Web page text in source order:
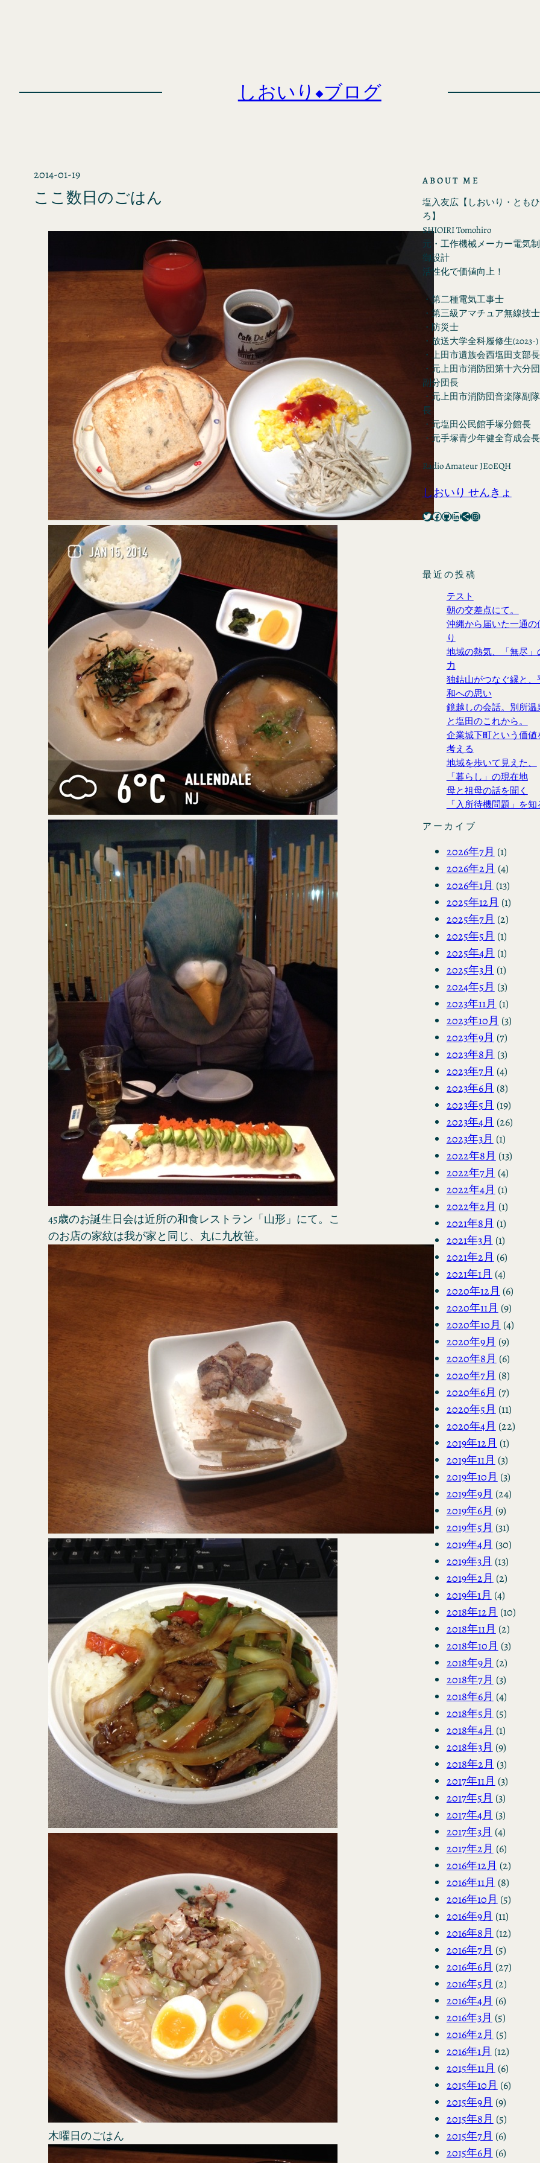
しおいり◆ブログ
2014-01-19
ここ数日のごはん
45歳のお誕生日会は近所の和食レストラン「山形」にて。こ
のお店の家紋は我が家と同じ、丸に九枚笹。
木曜日のごはん
ABOUT ME
塩入友広【しおいり・ともひ
ろ】
SHIOIRI Tomohiro
元・工作機械メーカー電気制
御設計
活性化で価値向上！
・第二種電気工事士
・第三級アマチュア無線技士
・防災士
・放送大学全科履修生(2023-)
・上田市遺族会西塩田支部長
・元上田市消防団第十六分団
副分団長
・元上田市消防団音楽隊副隊
長
・元塩田公民館手塚分館長
・元手塚青少年健全育成会長
Radio Amateur JE0EQH
しおいり せんきょ
Twitter Facebook GitHub LinkedIn Share Icon Instagram
最近の投稿
テスト
朝の交差点にて。
沖縄から届いた一通の
り
地域の熱気、「無尽」
力
独鈷山がつなぐ縁と、
和への思い
鏡越しの会話。別所温
と塩田のこれから。
企業城下町という価値
考える
地域を歩いて見えた、
「暮らし」の現在地
母と祖母の話を聞く
「入所待機問題」を知
アーカイブ
2026年7月 (1)
2026年2月 (4)
2026年1月 (13)
2025年12月 (1)
2025年7月 (2)
2025年5月 (1)
2025年4月 (1)
2025年3月 (1)
2024年5月 (3)
2023年11月 (1)
2023年10月 (3)
2023年9月 (7)
2023年8月 (3)
2023年7月 (4)
2023年6月 (8)
2023年5月 (19)
2023年4月 (26)
2023年3月 (1)
2022年8月 (13)
2022年7月 (4)
2022年4月 (1)
2022年2月 (1)
2021年8月 (1)
2021年3月 (1)
2021年2月 (6)
2021年1月 (4)
2020年12月 (6)
2020年11月 (9)
2020年10月 (4)
2020年9月 (9)
2020年8月 (6)
2020年7月 (8)
2020年6月 (7)
2020年5月 (11)
2020年4月 (22)
2019年12月 (1)
2019年11月 (3)
2019年10月 (3)
2019年9月 (24)
2019年6月 (9)
2019年5月 (31)
2019年4月 (30)
2019年3月 (13)
2019年2月 (2)
2019年1月 (4)
2018年12月 (10)
2018年11月 (2)
2018年10月 (3)
2018年9月 (2)
2018年7月 (3)
2018年6月 (4)
2018年5月 (5)
2018年4月 (1)
2018年3月 (9)
2018年2月 (3)
2017年11月 (3)
2017年5月 (3)
2017年4月 (3)
2017年3月 (4)
2017年2月 (6)
2016年12月 (2)
2016年11月 (8)
2016年10月 (5)
2016年9月 (11)
2016年8月 (12)
2016年7月 (5)
2016年6月 (27)
2016年5月 (2)
2016年4月 (6)
2016年3月 (5)
2016年2月 (5)
2016年1月 (12)
2015年11月 (6)
2015年10月 (6)
2015年9月 (9)
2015年8月 (5)
2015年7月 (6)
2015年6月 (6)